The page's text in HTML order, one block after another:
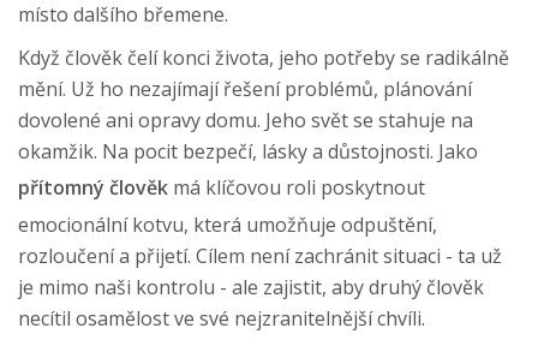
místo dalšího břemene.
Když člověk čelí konci života, jeho potřeby se radikálně
mění. Už ho nezajímají řešení problémů, plánování
dovolené ani opravy domu. Jeho svět se stahuje na
okamžik. Na pocit bezpečí, lásky a důstojnosti. Jako
přítomný člověk má klíčovou roli poskytnout
emocionální kotvu, která umožňuje odpuštění,
rozloučení a přijetí. Cílem není zachránit situaci - ta už
je mimo naši kontrolu - ale zajistit, aby druhý člověk
necítil osamělost ve své nejzranitelnější chvíli.